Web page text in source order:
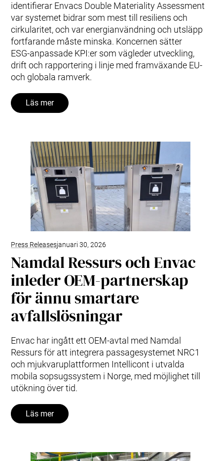
identifierar Envacs Double Materiality Assessment
var systemet bidrar som mest till resiliens och
cirkularitet, och var energianvändning och utsläpp
fortfarande måste minska. Koncernen sätter
ESG‑anpassade KPI:er som vägleder utveckling,
drift och rapportering i linje med framväxande EU‑
och globala ramverk.
Läs mer
Press Releasesjanuari 30, 2026
Namdal Ressurs och Envac
inleder OEM-partnerskap
för ännu smartare
avfallslösningar
Envac har ingått ett OEM-avtal med Namdal
Ressurs för att integrera passagesystemet NRC1
och mjukvaruplattformen Intellicont i utvalda
mobila sopsugssystem i Norge, med möjlighet till
utökning över tid.
Läs mer